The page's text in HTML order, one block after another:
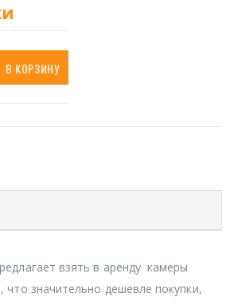
В КОРЗИНУ
взять в аренду камеры
что значительно дешевле покупки,